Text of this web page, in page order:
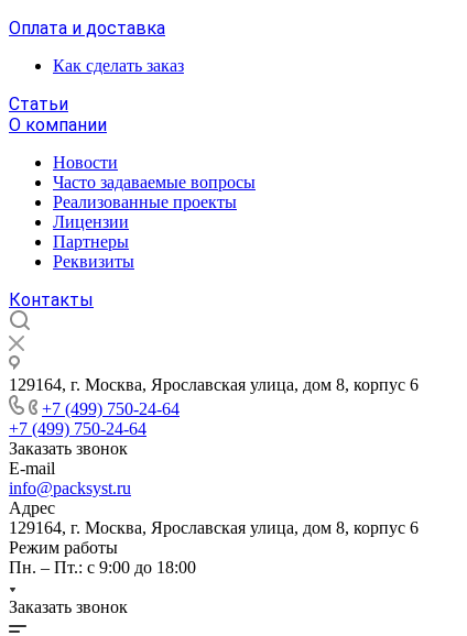
Оплата и доставка
Как сделать заказ
Статьи
О компании
Новости
Часто задаваемые вопросы
Реализованные проекты
Лицензии
Партнеры
Реквизиты
Контакты
129164, г. Москва, Ярославская улица, дом 8, корпус 6
+7 (499) 750-24-64
+7 (499) 750-24-64
Заказать звонок
E-mail
info@packsyst.ru
Адрес
129164, г. Москва, Ярославская улица, дом 8, корпус 6
Режим работы
Пн. – Пт.: с 9:00 до 18:00
Заказать звонок